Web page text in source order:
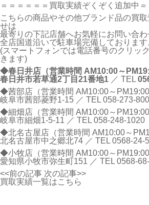
＝＝＝＝＝＝買取実績ぞくぞく追加中＝
こちらの商品やその他ブランド品の買
せは
最寄りの下記店舗へお気軽にお問い合わ
全店国道沿いで駐車場完備しております
(スマートフォンでは電話番号のクリッ
きます)
◆春日井店（営業時間 AM10:00～
春日井市若草通2丁目21番地1 ／ TEL
◆茜部店（営業時間 AM10:00～PM19:00
岐阜市茜部菱野1-15 ／ TEL 058-273-
◆細畑店（営業時間 AM10:00～PM19:00
岐阜市細畑1-5-11 ／ TEL 058-248-1020
◆北名古屋店（営業時間 AM10:00～
北名古屋市中之郷北74 ／ TEL 0568-24-
◆小牧店（営業時間 AM10:00～PM19:00
愛知県小牧市弥生町151 ／ TEL 0568-
<<前の記事 次の記事>>
買取実績一覧はこちら